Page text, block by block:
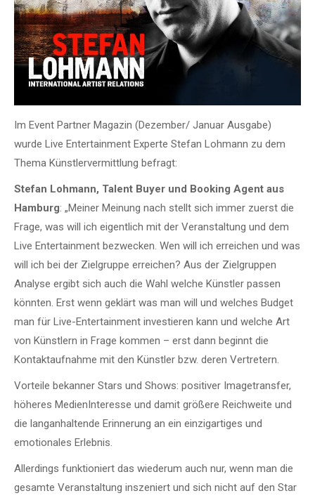
Im Event Partner Magazin (Dezember/ Januar Ausgabe)
wurde Live Entertainment Experte Stefan Lohmann zu dem
Thema Künstlervermittlung befragt:
Stefan Lohmann, Talent Buyer und Booking Agent aus
Hamburg: „Meiner Meinung nach stellt sich immer zuerst die
Frage, was will ich eigentlich mit der Veranstaltung und dem
Live Entertainment bezwecken. Wen will ich erreichen und was
will ich bei der Zielgruppe erreichen? Aus der Zielgruppen
Analyse ergibt sich auch die Wahl welche Künstler passen
könnten. Erst wenn geklärt was man will und welches Budget
man für Live-Entertainment investieren kann und welche Art
von Künstlern in Frage kommen – erst dann beginnt die
Kontaktaufnahme mit den Künstler bzw. deren Vertretern.
Vorteile bekanner Stars und Shows: positiver Imagetransfer,
höheres MedienInteresse und damit größere Reichweite und
die langanhaltende Erinnerung an ein einzigartiges und
emotionales Erlebnis.
Allerdings funktioniert das wiederum auch nur, wenn man die
gesamte Veranstaltung inszeniert und sich nicht auf den Star